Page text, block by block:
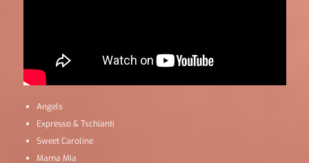
Angels
Expresso & Tschianti
Sweet Caroline
Mama Mia